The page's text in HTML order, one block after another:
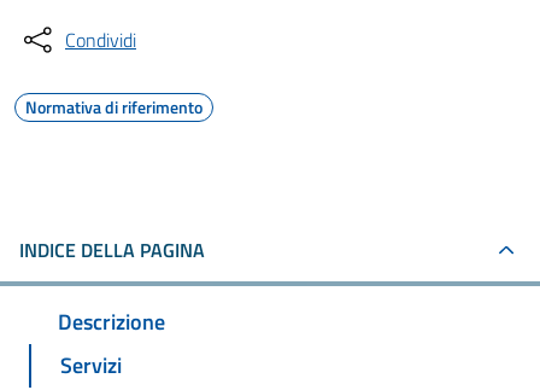
Condividi
Normativa di riferimento
INDICE DELLA PAGINA
Descrizione
Servizi